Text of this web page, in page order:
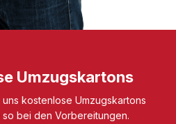
Umzugskartons
uns kostenlose Umzugskartons
bei den Vorbereitungen.